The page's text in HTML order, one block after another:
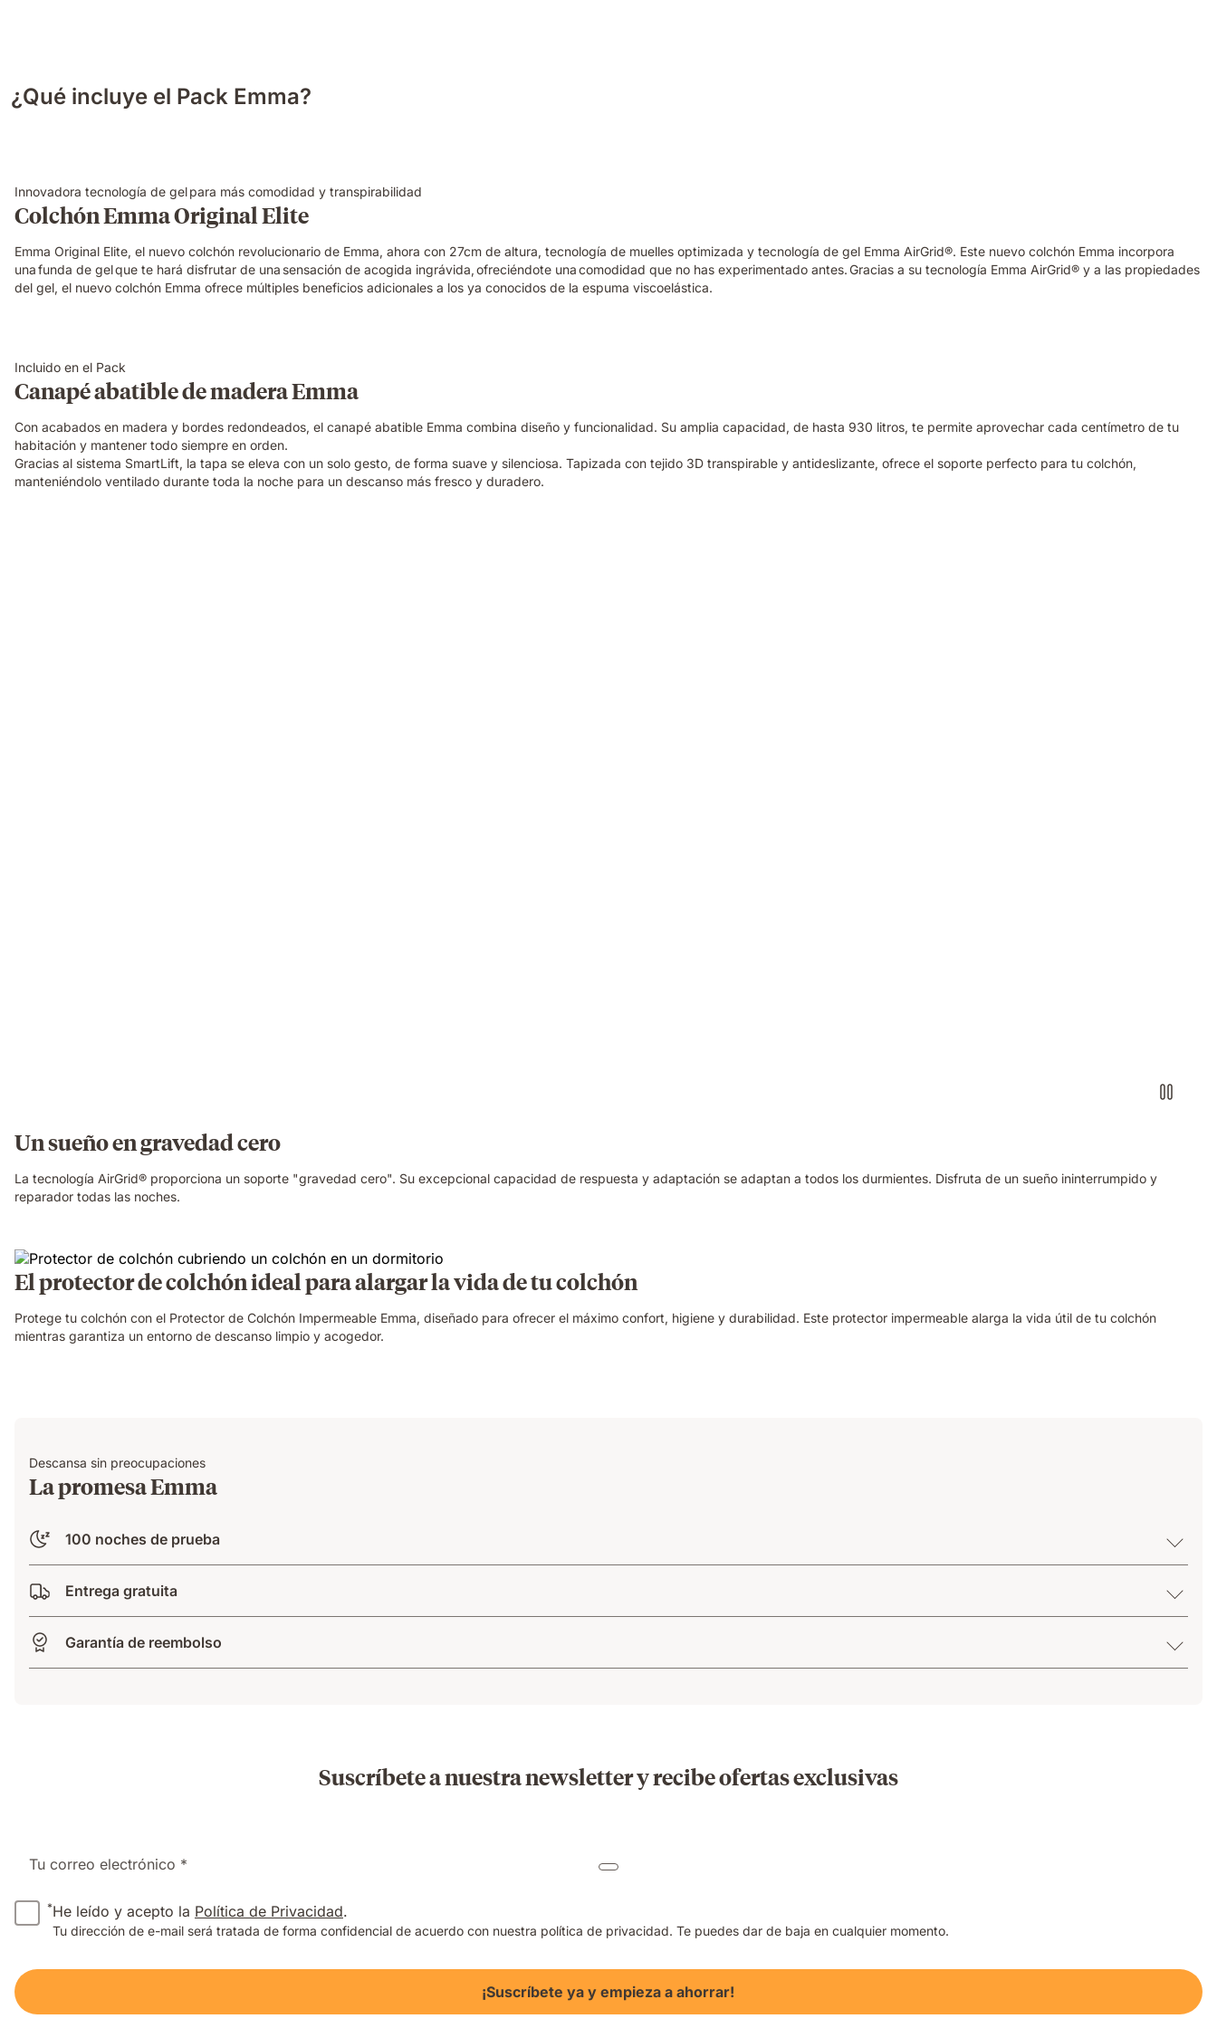
¿Qué incluye el Pack Emma?
Innovadora tecnología de gel para más comodidad y transpirabilidad
Colchón Emma Original Elite
Emma Original Elite, el nuevo colchón revolucionario de Emma, ahora con 27cm de altura, tecnología de muelles optimizada y tecnología de gel Emma AirGrid®. Este nuevo colchón Emma incorpora
una funda de gel que te hará disfrutar de una sensación de acogida ingrávida, ofreciéndote una comodidad que no has experimentado antes. Gracias a su tecnología Emma AirGrid® y a las propiedades
del gel, el nuevo colchón Emma ofrece múltiples beneficios adicionales a los ya conocidos de la espuma viscoelástica.
Incluido en el Pack
Canapé abatible de madera Emma
Con acabados en madera y bordes redondeados, el canapé abatible Emma combina diseño y funcionalidad. Su amplia capacidad, de hasta 930 litros, te permite aprovechar cada centímetro de tu
habitación y mantener todo siempre en orden.
Gracias al sistema SmartLift, la tapa se eleva con un solo gesto, de forma suave y silenciosa. Tapizada con tejido 3D transpirable y antideslizante, ofrece el soporte perfecto para tu colchón,
manteniéndolo ventilado durante toda la noche para un descanso más fresco y duradero.
Un sueño en gravedad cero
La tecnología AirGrid® proporciona un soporte "gravedad cero". Su excepcional capacidad de respuesta y adaptación se adaptan a todos los durmientes. Disfruta de un sueño ininterrumpido y
reparador todas las noches.
El protector de colchón ideal para alargar la vida de tu colchón
Protege tu colchón con el Protector de Colchón Impermeable Emma, diseñado para ofrecer el máximo confort, higiene y durabilidad. Este protector impermeable alarga la vida útil de tu colchón
mientras garantiza un entorno de descanso limpio y acogedor.
Descansa sin preocupaciones
La promesa Emma
100 noches de prueba
Entrega gratuita
Garantía de reembolso
Suscríbete a nuestra newsletter y recibe ofertas exclusivas
Tu correo electrónico *
*He leído y acepto la Política de Privacidad.
Tu dirección de e-mail será tratada de forma confidencial de acuerdo con nuestra política de privacidad. Te puedes dar de baja en cualquier momento.
¡Suscríbete ya y empieza a ahorrar!